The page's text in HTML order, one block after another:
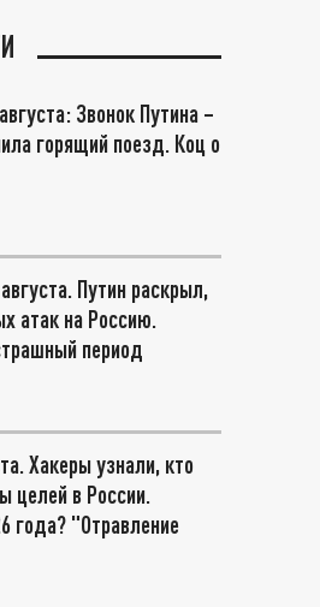
Звонок Путина –
горящий поезд. Коц о
Путин раскрыл,
атак на Россию.
период
Хакеры узнали, кто
целей в России.
года? "Отравление